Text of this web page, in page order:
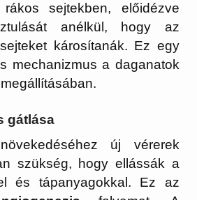
sejtekben, előidézve
anélkül, hogy az
károsítanák. Ez egy
mechanizmus a daganatok
gátlása
új vérerek
szükség, hogy ellássák a
és tápanyagokkal. Ez az